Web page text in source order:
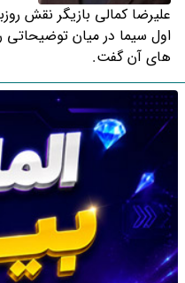
علیرضا کمالی بازیگر نقش
اول سیما در میان توضیحاتی
های آن گفت.